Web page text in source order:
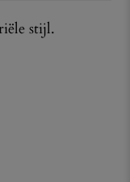
stijl.